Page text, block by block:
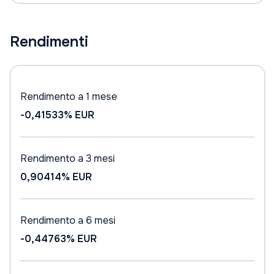
Rendimenti
Rendimento a 1 mese
-0,41533% EUR
Rendimento a 3 mesi
0,90414% EUR
Rendimento a 6 mesi
-0,44763% EUR